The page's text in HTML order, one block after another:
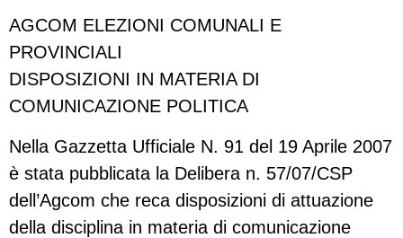
AGCOM ELEZIONI COMUNALI E
PROVINCIALI
DISPOSIZIONI IN MATERIA DI
COMUNICAZIONE POLITICA
Nella Gazzetta Ufficiale N. 91 del 19 Aprile 2007
è stata pubblicata la Delibera n. 57/07/CSP
dell’Agcom che reca disposizioni di attuazione
della disciplina in materia di comunicazione